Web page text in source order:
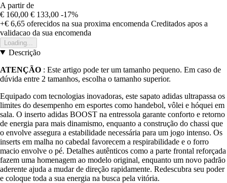
A partir de
€ 160,00 € 133,00 -17%
+€ 6,65 oferecidos na sua proxima encomenda Creditados apos a
validacao da sua encomenda
Loading...
Descrição
ATENÇÃO : Este artigo pode ter um tamanho pequeno. Em caso de
dúvida entre 2 tamanhos, escolha o tamanho superior.
Equipado com tecnologias inovadoras, este sapato adidas ultrapassa os
limites do desempenho em esportes como handebol, vôlei e hóquei em
sala. O inserto adidas BOOST na entressola garante conforto e retorno
de energia para mais dinamismo, enquanto a construção do chassi que
o envolve assegura a estabilidade necessária para um jogo intenso. Os
inserts em malha no cabedal favorecem a respirabilidade e o forro
macio envolve o pé. Detalhes autênticos como a parte frontal reforçada
fazem uma homenagem ao modelo original, enquanto um novo padrão
aderente ajuda a mudar de direção rapidamente. Redescubra seu poder
e coloque toda a sua energia na busca pela vitória.